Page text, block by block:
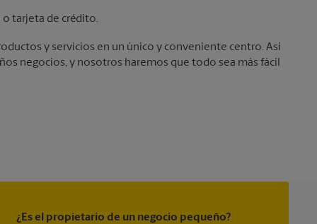
o tarjeta de crédito.
y servicios en un único y conveniente centro. Así
negocios, y nosotros haremos que todo sea más fácil
¿Es el propietario de un negocio pequeño?